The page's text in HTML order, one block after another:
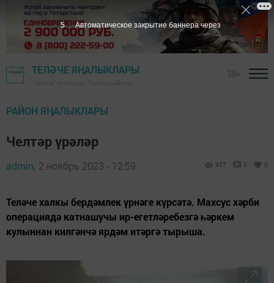
ТЕЛӘЧЕ ЯҢАЛЫКЛАРЫ
РАЙОН ЯҢАЛЫКЛАРЫ
Челтәр үрәләр
admin, 2 ноябрь 2023 - 12:59 957 0 0
Теләче халкы бердәмлек үрнәге күрсәтә. Махсус хәрби
операциядә катнашучы ир-егетләребезгә һәркем
кулыннан килгәнчә ярдәм итәргә тырыша.
3 Автоматическое закрытие баннера через